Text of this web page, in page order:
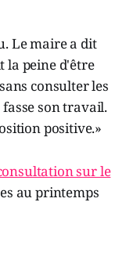
Le maire a dit
la peine d'être
consulter les
son travail.
positive.»
sur le
au printemps